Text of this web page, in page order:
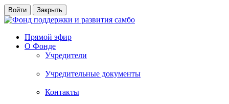
Прямой эфир
О Фонде
Учредители
Учредительные документы
Контакты